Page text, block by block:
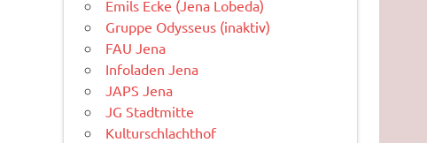
Emils Ecke (Jena Lobeda)
Gruppe Odysseus (inaktiv)
FAU Jena
Infoladen Jena
JAPS Jena
JG Stadtmitte
Kulturschlachthof